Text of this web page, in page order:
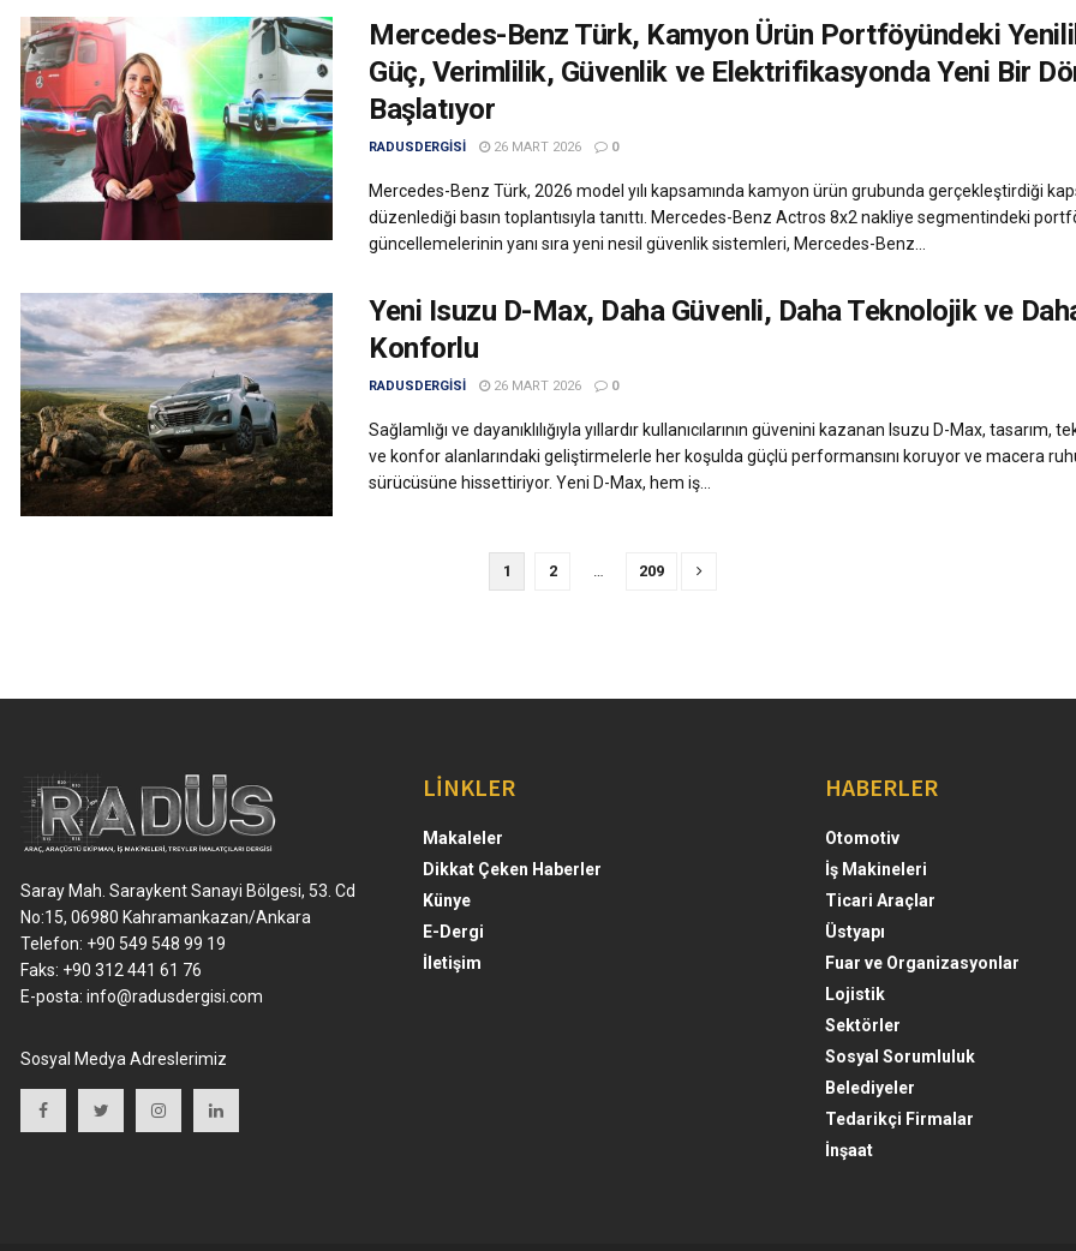
Mercedes-Benz Türk, Kamyon Ürün Portföyündeki
Güç, Verimlilik, Güvenlik ve Elektrifikasyonda Yeni Bir
Başlatıyor
RADUSDERGISI 26 MART 2026 0
Mercedes-Benz Türk, 2026 model yılı kapsamında kamyon ürün grubunda gerçekleştirdiği
düzenlediği basın toplantısıyla tanıttı. Mercedes-Benz Actros 8x2 nakliye segmentindeki
güncellemelerinin yanı sıra yeni nesil güvenlik sistemleri, Mercedes-Benz...
Yeni Isuzu D-Max, Daha Güvenli, Daha Teknolojik ve
Konforlu
RADUSDERGISI 26 MART 2026 0
Sağlamlığı ve dayanıklılığıyla yıllardır kullanıcılarının güvenini kazanan Isuzu D-Max, tasarım,
ve konfor alanlarındaki geliştirmelerle her koşulda güçlü performansını koruyor ve macera
sürücüsüne hissettiriyor. Yeni D-Max, hem iş...
1 2 … 209
Saray Mah. Saraykent Sanayi Bölgesi, 53. Cd
No:15, 06980 Kahramankazan/Ankara
Telefon: +90 549 548 99 19
Faks: +90 312 441 61 76
E-posta: info@radusdergisi.com
Sosyal Medya Adreslerimiz
LİNKLER
Makaleler
Dikkat Çeken Haberler
Künye
E-Dergi
İletişim
HABERLER
Otomotiv
İş Makineleri
Ticari Araçlar
Üstyapı
Fuar ve Organizasyonlar
Lojistik
Sektörler
Sosyal Sorumluluk
Belediyeler
Tedarikçi Firmalar
İnşaat